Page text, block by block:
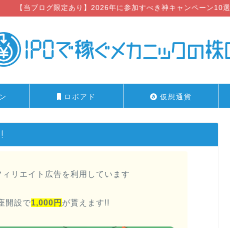
【当ブログ限定あり】2026年に参加すべき神キャンペーン10選
ロボアド 仮想通貨
リエイト広告を利用しています
開設で1,000円 が貰えます!!